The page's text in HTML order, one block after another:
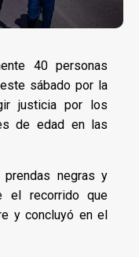
40 personas
sábado por la
justicia por los
de edad en las
negras y
el recorrido que
y concluyó en el